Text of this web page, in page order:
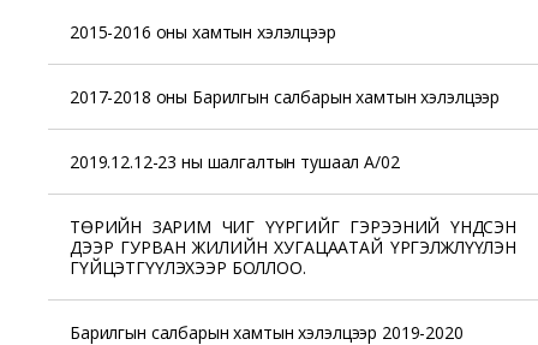
2015-2016 оны хамтын хэлэлцээр
2017-2018 оны Барилгын салбарын хамтын хэлэлцээр
2019.12.12-23 ны шалгалтын тушаал А/02
ТӨРИЙН ЗАРИМ ЧИГ ҮҮРГИЙГ ГЭРЭЭНИЙ ҮНДСЭН
ДЭЭР ГУРВАН ЖИЛИЙН ХУГАЦААТАЙ ҮРГЭЛЖЛҮҮЛЭН
ГҮЙЦЭТГҮҮЛЭХЭЭР БОЛЛОО.
Барилгын салбарын хамтын хэлэлцээр 2019-2020